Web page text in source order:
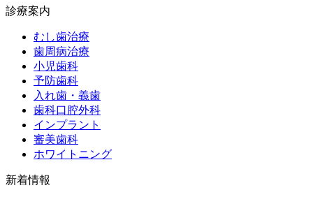
診療案内
むし歯治療
歯周病治療
小児歯科
予防歯科
入れ歯・義歯
歯科口腔外科
インプラント
審美歯科
ホワイトニング
新着情報